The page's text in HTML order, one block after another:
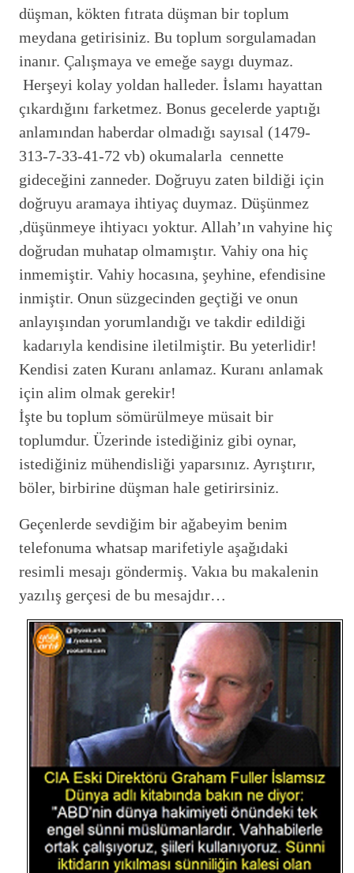
düşman, kökten fıtrata düşman bir toplum
meydana getirisiniz. Bu toplum sorgulamadan
inanır. Çalışmaya ve emeğe saygı duymaz.
Herşeyi kolay yoldan halleder. İslamı hayattan
çıkardığını farketmez. Bonus gecelerde yaptığı
anlamından haberdar olmadığı sayısal (1479-
313-7-33-41-72 vb) okumalarla cennette
gideceğini zanneder. Doğruyu zaten bildiği için
doğruyu aramaya ihtiyaç duymaz. Düşünmez
,düşünmeye ihtiyacı yoktur. Allah’ın vahyine hiç
doğrudan muhatap olmamıştır. Vahiy ona hiç
inmemiştir. Vahiy hocasına, şeyhine, efendisine
inmiştir. Onun süzgecinden geçtiği ve onun
anlayışından yorumlandığı ve takdir edildiği
kadarıyla kendisine iletilmiştir. Bu yeterlidir!
Kendisi zaten Kuranı anlamaz. Kuranı anlamak
için alim olmak gerekir!
İşte bu toplum sömürülmeye müsait bir
toplumdur. Üzerinde istediğiniz gibi oynar,
istediğiniz mühendisliği yaparsınız. Ayrıştırır,
böler, birbirine düşman hale getirirsiniz.
Geçenlerde sevdiğim bir ağabeyim benim
telefonuma whatsap marifetiyle aşağıdaki
resimli mesajı göndermiş. Vakıa bu makalenin
yazılış gerçesi de bu mesajdır…